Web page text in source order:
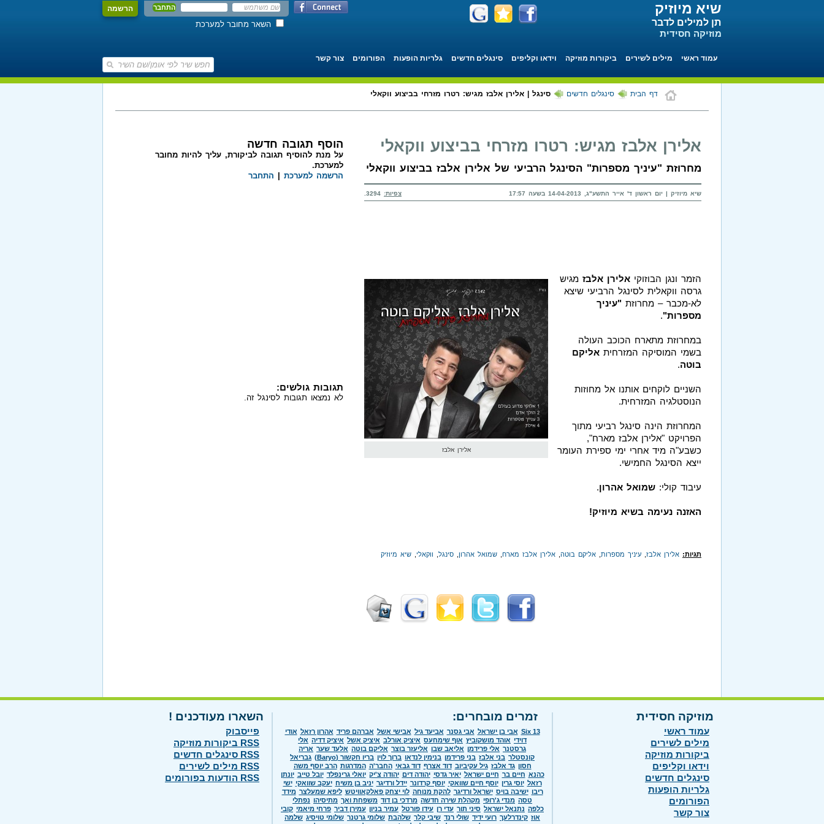
הרשמה
השאר מחובר למערכת
שיא מיוזיק
תן למילים לדבר
מוזיקה חסידית
עמוד ראשי מילים לשירים ביקורות מוזיקה וידאו וקליפים סינגלים חדשים גלריות הופעות הפורומים צור קשר
דף הבית סינגלים חדשים סינגל | אלירן אלבז מגיש: רטרו מזרחי בביצוע ווקאלי
אלירן אלבז מגיש: רטרו מזרחי בביצוע ווקאלי
מחרוזת "עיניך מספרות" הסינגל הרביעי של אלירן אלבז בביצוע ווקאלי
שיא מיוזיק | יום ראשון ד' אייר התשע"ג, 14-04-2013 בשעה 17:57 צפיות:
אלירן אלבז
הזמר ונגן הבוזוקי אלירן אלבז מגיש
גרסה ווקאלית לסינגל הרביעי שיצא
לא-מכבר – מחרוזת "עיניך
מספרות".
במחרוזת מתארח הכוכב העולה
בשמי המוסיקה המזרחית אליקם
בוטה.
השניים לוקחים אותנו אל מחוזות
הנוסטלגיה המזרחית.
המחרוזת הינה סינגל רביעי מתוך
הפרויקט "אלירן אלבז מארח",
כשבע"ה מיד אחרי ימי ספירת העומר
ייצא הסינגל החמישי.
עיבוד קולי: שמואל אהרון.
האזנה נעימה בשיא מיוזיק!
תגיות: אלירן אלבז עיניך מספרות אליקם בוטה אלירן אלבז מארח שמואל אהרון סינגל ווקאלי שיא מיוזיק
הוסף תגובה חדשה
על מנת להוסיף תגובה לביקורת, עליך להיות מחובר
למערכת.
הרשמה למערכת
התחבר
תגובות גולשים:
לא נמצאו תגובות לסינגל זה.
מוזיקה חסידית
עמוד ראשי
מילים לשירים
ביקורות מוזיקה
וידאו וקליפים
סינגלים חדשים
גלריות הופעות
הפורומים
צור קשר
זמרים מובחרים:
Six 13 אבי בן ישראל אבי גסנר אביעד גיל אבישי אשל אברהם פריד אהרון רזאל אודי
דוידי אוהד מושקוביץ אוף שימחעס איציק אורלב איציק אשל איציק דדיה אלי
גרסטנר אלי פרידמן אליאב שבו אליעזר בוצר אליקם בוטה אלעד שער אריה
קונסטלר בני אלבז בני פרידמן בנימין לנדאו ברוך לוין בריו חקשור (Baryo)
גבריאל
חסון גד אלבז גיל עקיביוב דוד אצרף דוד גבאי החבר'ה המדרגות הרב יוסף משה
כהנא חיים בר חיים ישראל יאיר גדסי יהודה דים יהודה צ'יק יואלי גרינפלד יובל טייב יונתן
רזאל יוסי גרין יוסף חיים שוואקי יוסף קרדונר יידל ורדיגר יניב בן משיח יעקב שוואקי ישי
ריבו ישיבה בויס ישראל ורדיגר להקת מנוחה לוי יצחק פאלקאוויטש ליפא שמעלצר מידד
טסה מנדי ג'רופי מקהלת שירה חדשה מרדכי בן דוד משפחת ואך מתיסיהו נפתלי
כלפה נתנאל ישראל סיני תור עדי רן עידו פורטל עמיר בניון עמירן דביר פרחי מיאמי קובי
אוז קינדרלעך רועי ידיד שולי רנד שיבי קלר שלהבת שלומי גרטנר שלומי טויסיג שלמה
השארו מעודכנים !
פייסבוק
RSS ביקורות מוזיקה
RSS סינגלים חדשים
RSS מילים לשירים
RSS הודעות בפורומים